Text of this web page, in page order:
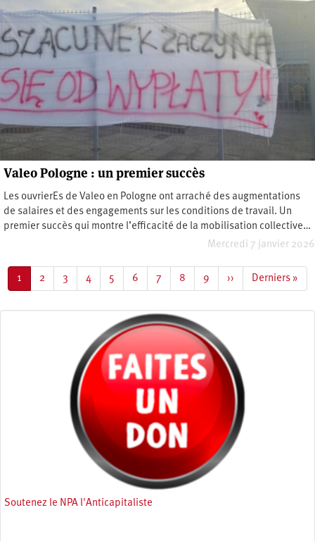
Valeo Pologne : un premier succès
Les ouvrierEs de Valeo en Pologne ont arraché des augmentations
de salaires et des engagements sur les conditions de travail. Un
premier succès qui montre l’efficacité de la mobilisation collective…
Mercredi 7 janvier 2026
Page
courante
1 Page
2 Page
3 Page
4 Page
5 Page
6 Page
7 Page
8 Page
9
Page
suivante
››
Dernière
page
Derniers »
Soutenez le NPA l'Anticapitaliste